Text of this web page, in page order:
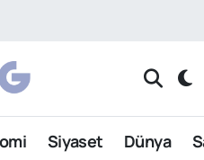
Siyaset Dünya